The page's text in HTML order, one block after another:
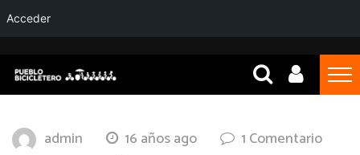
admin 16 años ago
1 Comentario
Acceder